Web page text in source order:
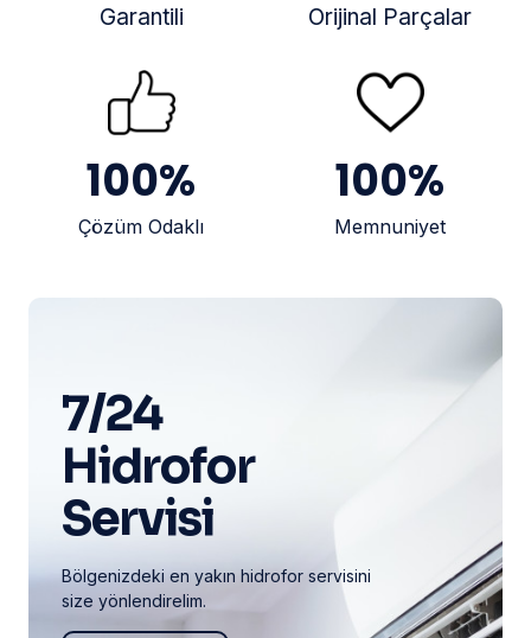
Garantili Orijinal Parçalar
100%
Çözüm Odaklı
100%
Memnuniyet
7/24
Hidrofor
Servisi
Bölgenizdeki en yakın hidrofor servisini
size yönlendirelim.